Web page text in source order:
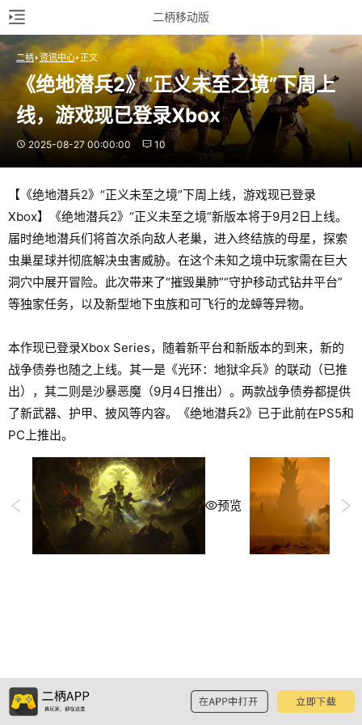
二柄移动版
二柄 资讯中心 正文
《绝地潜兵2》“正义未至之境”下周上
线，游戏现已登录Xbox
2025-08-27 00:00:00 10
【《绝地潜兵2》“正义未至之境”下周上线，游戏现已登录
Xbox】《绝地潜兵2》“正义未至之境”新版本将于9月2日上线。
届时绝地潜兵们将首次杀向敌人老巢，进入终结族的母星，探索
虫巢星球并彻底解决虫害威胁。在这个未知之境中玩家需在巨大
洞穴中展开冒险。此次带来了“摧毁巢肺”“守护移动式钻井平台”
等独家任务，以及新型地下虫族和可飞行的龙蟑等异物。
本作现已登录Xbox Series，随着新平台和新版本的到来，新的
战争债券也随之上线。其一是《光环：地狱伞兵》的联动（已推
出），其二则是沙暴恶魔（9月4日推出）。两款战争债券都提供
了新武器、护甲、披风等内容。《绝地潜兵2》已于此前在PS5和
PC上推出。
预览